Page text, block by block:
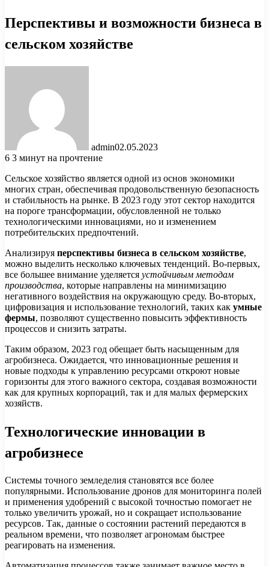
Перспективы и возможности бизнеса в
сельском хозяйстве
admin02.05.2023
6 3 минут на прочтение
Сельское хозяйство является одной из основ экономики
многих стран, обеспечивая продовольственную безопасность
и стабильность на рынке. В 2023 году этот сектор находится
на пороге трансформации, обусловленной не только
технологическими инновациями, но и изменением
потребительских предпочтений.
Анализируя перспективы бизнеса в сельском хозяйстве,
можно выделить несколько ключевых тенденций. Во-первых,
все большее внимание уделяется устойчивым методам
производства, которые направлены на минимизацию
негативного воздействия на окружающую среду. Во-вторых,
цифровизация и использование технологий, таких как умные
фермы, позволяют существенно повысить эффективность
процессов и снизить затраты.
Таким образом, 2023 год обещает быть насыщенным для
агробизнеса. Ожидается, что инновационные решения и
новые подходы к управлению ресурсами откроют новые
горизонты для этого важного сектора, создавая возможности
как для крупных корпораций, так и для малых фермерских
хозяйств.
Технологические инновации в
агробизнесе
Системы точного земледелия становятся все более
популярными. Использование дронов для мониторинга полей
и применения удобрений с высокой точностью помогает не
только увеличить урожай, но и сокращает использование
ресурсов. Так, данные о состоянии растений передаются в
реальном времени, что позволяет агрономам быстрее
реагировать на изменения.